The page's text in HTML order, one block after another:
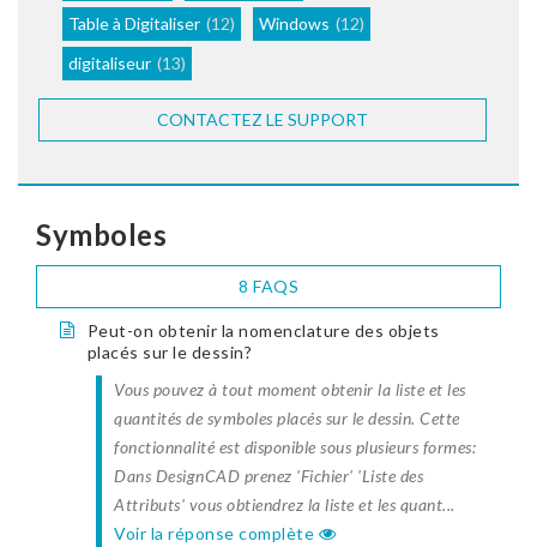
Table à Digitaliser (12) Windows (12)
digitaliseur (13)
CONTACTEZ LE SUPPORT
Symboles
8 FAQS
Peut-on obtenir la nomenclature des objets
placés sur le dessin?
Vous pouvez à tout moment obtenir la liste et les
quantités de symboles placés sur le dessin. Cette
fonctionnalité est disponible sous plusieurs formes:
Dans DesignCAD prenez 'Fichier' 'Liste des
Attributs' vous obtiendrez la liste et les quant...
Voir la réponse complète